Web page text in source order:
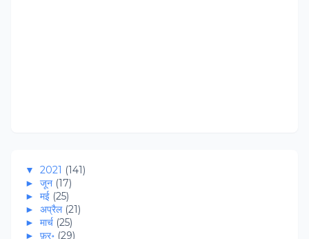
▼ 2021 (141)
► जून (17)
► मई (25)
► अप्रैल (21)
► मार्च (25)
► फ़र॰ (29)